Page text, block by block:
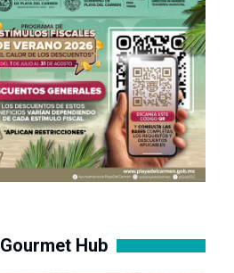
Gourmet Hub